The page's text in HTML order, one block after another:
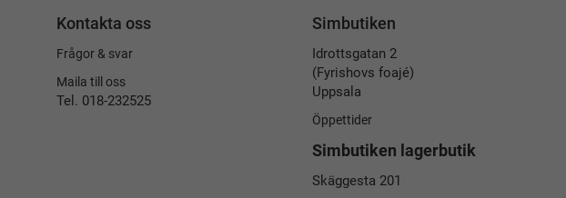
Kontakta oss
Frågor & svar
Maila till oss
Tel. 018-232525
Simbutiken
Idrottsgatan 2
(Fyrishovs foajé)
Uppsala
Öppettider
Simbutiken lagerbutik
Skäggesta 201